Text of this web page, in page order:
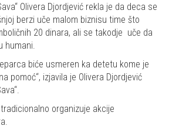
Olivera Djordjević rekla je da deca se
berzi uče malom biznisu time što
20 dinara, ali se takodje uče da
humani.
biće usmeren ka detetu kome je
pomoć“, izjavila je Olivera Djordjević
organizuje akcije